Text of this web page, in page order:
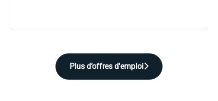
Plus d’offres d'emploi